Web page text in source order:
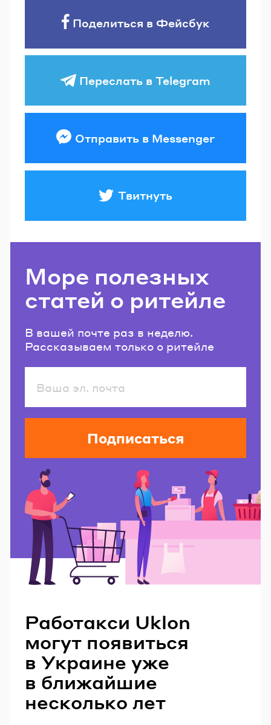
Поделиться в Фейсбук
Переслать в Telegram
Отправить в Messenger
Твитнуть
Море полезных
статей о ритейле
В вашей почте раз в неделю.
Рассказываем только о ритейле
Подписаться
Работакси Uklon
могут появиться
в Украине уже
в ближайшие
несколько лет